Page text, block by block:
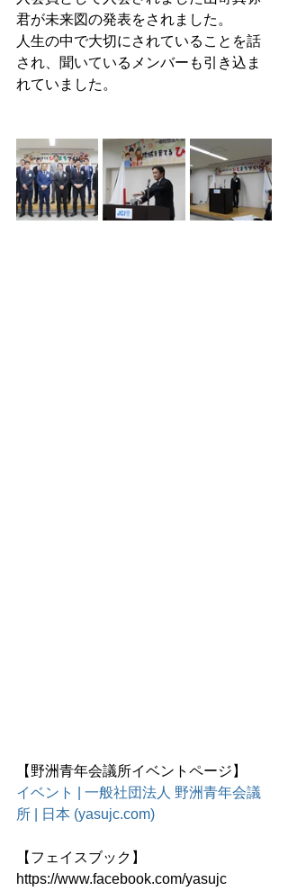
君が未来図の発表をされました。
人生の中で大切にされていることを話
され、聞いているメンバーも引き込ま
れていました。
【野洲青年会議所イベントページ】
イベント | 一般社団法人 野洲青年会議
所 | 日本 (yasujc.com)
【フェイスブック】
https://www.facebook.com/yasujc